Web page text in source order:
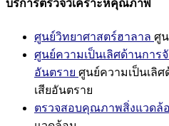
บริการตรวจวิเคราะห์คุณภาพ
ศูนย์วิทยาศาสตร์ฮาลาล ศู
ศูนย์ความเป็นเลิศด้านการ
อันตราย ศูนย์ความเป็นเลิ
เสียอันตราย
ตรวจสอบคุณภาพสิ่งแวดล้